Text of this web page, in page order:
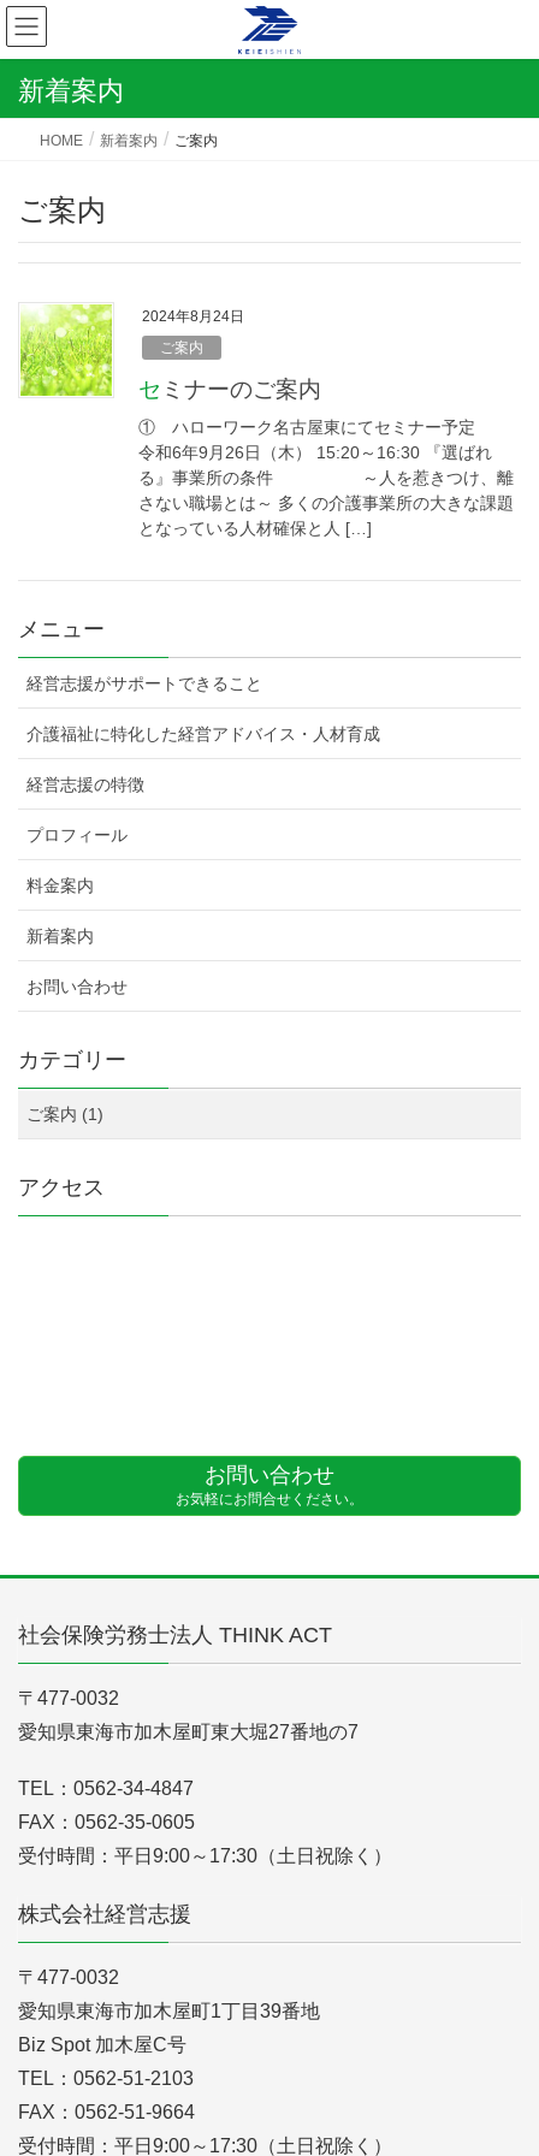
新着案内
HOME 新着案内 ご案内
ご案内
2024年8月24日
ご案内
セミナーのご案内
① ハローワーク名古屋東にてセミナー予定
令和6年9月26日（木） 15:20～16:30 『選ばれ
る』事業所の条件 ～人を惹きつけ、離
さない職場とは～ 多くの介護事業所の大きな課題
となっている人材確保と人 […]
メニュー
経営志援がサポートできること
介護福祉に特化した経営アドバイス・人材育成
経営志援の特徴
プロフィール
料金案内
新着案内
お問い合わせ
カテゴリー
ご案内 (1)
アクセス
お問い合わせ
お気軽にお問合せください。
社会保険労務士法人 THINK ACT
〒477-0032
愛知県東海市加木屋町東大堀27番地の7
TEL：0562-34-4847
FAX：0562-35-0605
受付時間：平日9:00～17:30（土日祝除く）
株式会社経営志援
〒477-0032
愛知県東海市加木屋町1丁目39番地
Biz Spot 加木屋C号
TEL：0562-51-2103
FAX：0562-51-9664
受付時間：平日9:00～17:30（土日祝除く）